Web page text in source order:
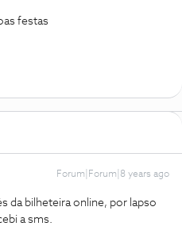
festas
Forum|Forum|8 years ago
da bilheteira online, por lapso
a sms.